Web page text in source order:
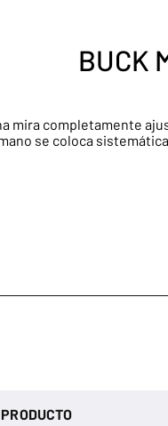
BUCK
mira completamente
se coloca